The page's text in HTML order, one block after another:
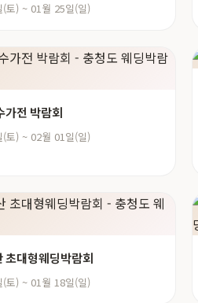
토) ~ 01월 25일(일)
가전 박람회
토) ~ 02월 01일(일)
초대형웨딩박람회
토) ~ 01월 18일(일)